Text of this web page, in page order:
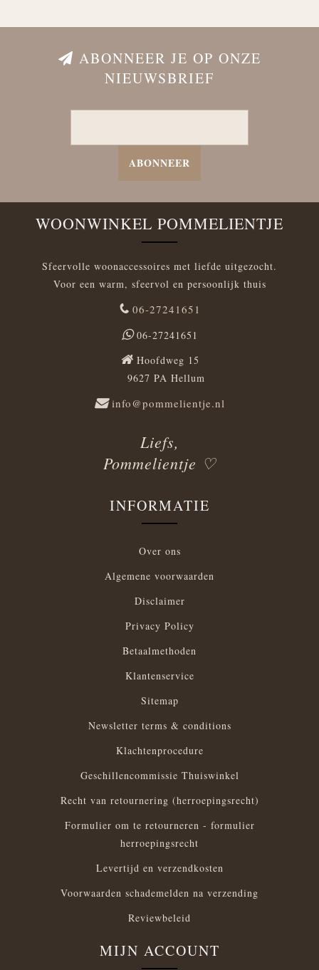
ABONNEER JE OP ONZE
NIEUWSBRIEF
ABONNEER
WOONWINKEL POMMELIENTJE
Sfeervolle woonaccessoires met liefde uitgezocht.
Voor een warm, sfeervol en persoonlijk thuis
06-27241651
06-27241651
Hoofdweg 15
9627 PA Hellum
info@pommelientje.nl
Liefs,
Pommelientje ♡
INFORMATIE
Over ons
Algemene voorwaarden
Disclaimer
Privacy Policy
Betaalmethoden
Klantenservice
Sitemap
Newsletter terms & conditions
Klachtenprocedure
Geschillencommissie Thuiswinkel
Recht van retournering (herroepingsrecht)
Formulier om te retourneren - formulier
herroepingsrecht
Levertijd en verzendkosten
Voorwaarden schademelden na verzending
Reviewbeleid
MIJN ACCOUNT